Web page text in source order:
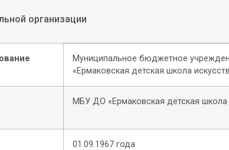
организации
Муниципальное бюджетное
«Ермаковская детская школа
МБУ ДО «Ермаковская детская школа
01.09.1967 года